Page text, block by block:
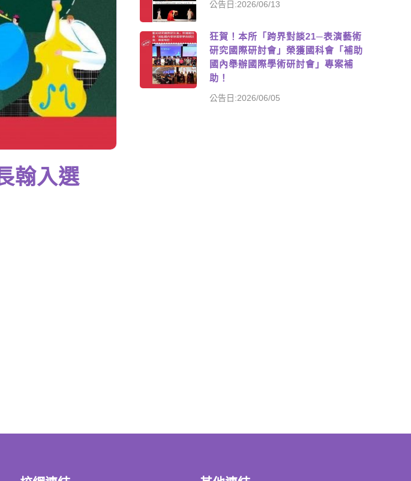
翰入選
公告日:2026/06/13
狂賀！本所「跨界對談21─表演藝術
研究國際研討會」榮獲國科會「補助
國內舉辦國際學術研討會」專案補
助！
公告日:2026/06/05